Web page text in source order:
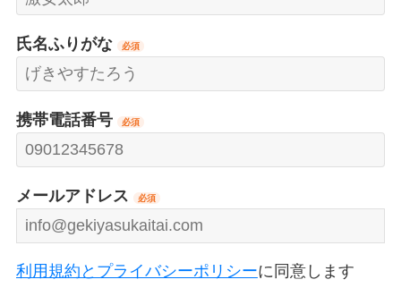
氏名ふりがな 必須
携帯電話番号 必須
メールアドレス 必須
利用規約とプライバシーポリシーに同意します